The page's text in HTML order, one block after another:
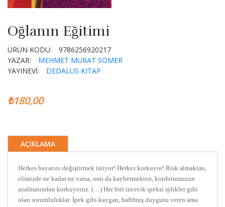
Oğlanın Eğitimi
ÜRÜN KODU:
9786256920217
YAZAR:
MEHMET MURAT SOMER
YAYINEVİ:
DEDALUS KITAP
₺180,00
AÇIKLAMA
Herkes hayatını değiştirmek istiyor! Herkes korkuyor! Risk almaktan,
elimizde ne kadar ne varsa, onu da kaybetmekten, konforumuzun
azalmasından korkuyoruz. (…) Her biri incecik ipeksi iplikler gibi
olan sorumluluklar. İpek gibi kaygan, hafifmiş duygusu veren ama